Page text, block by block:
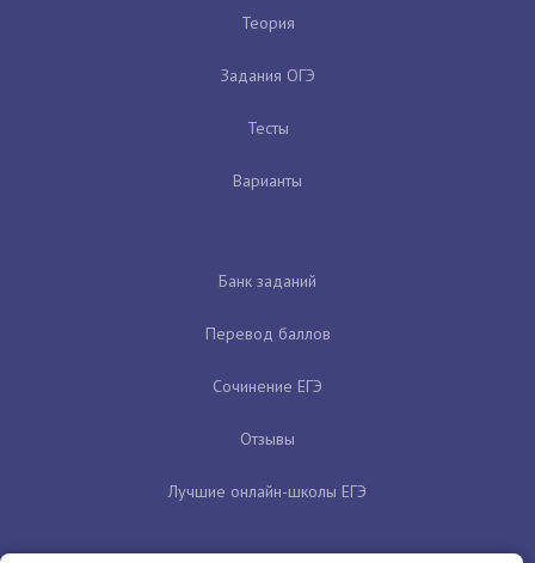
Теория
Задания ОГЭ
Тесты
Варианты
Банк заданий
Перевод баллов
Сочинение ЕГЭ
Отзывы
Лучшие онлайн-школы ЕГЭ